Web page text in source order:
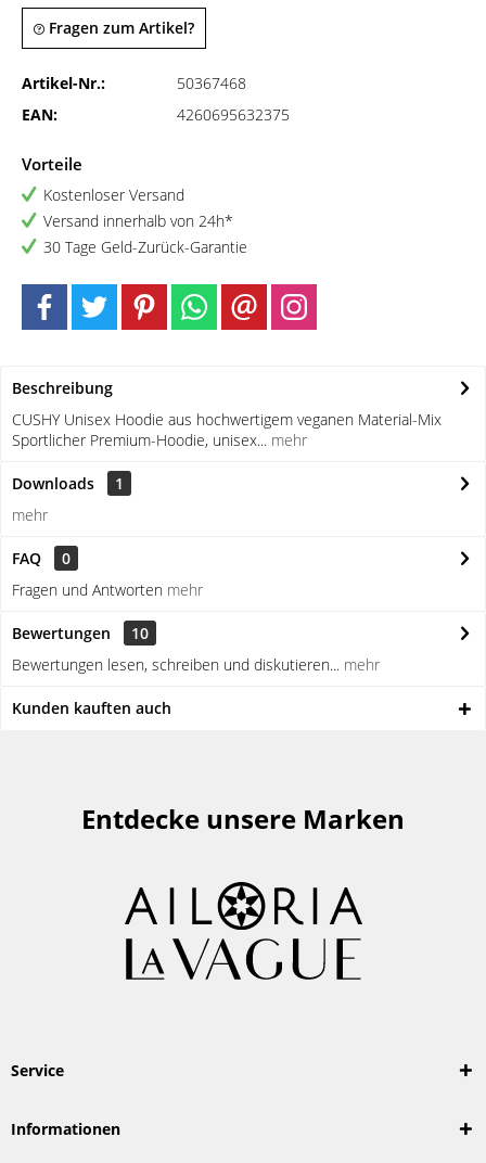
Fragen zum Artikel?
Artikel-Nr.:
50367468
EAN:
4260695632375
Vorteile
Kostenloser Versand
Versand innerhalb von 24h*
30 Tage Geld-Zurück-Garantie
Beschreibung
CUSHY Unisex Hoodie aus hochwertigem veganen Material-Mix
Sportlicher Premium-Hoodie, unisex... mehr
Downloads
1
mehr
FAQ
0
Fragen und Antworten mehr
Bewertungen
10
Bewertungen lesen, schreiben und diskutieren... mehr
Kunden kauften auch
Entdecke unsere Marken
Service
Informationen